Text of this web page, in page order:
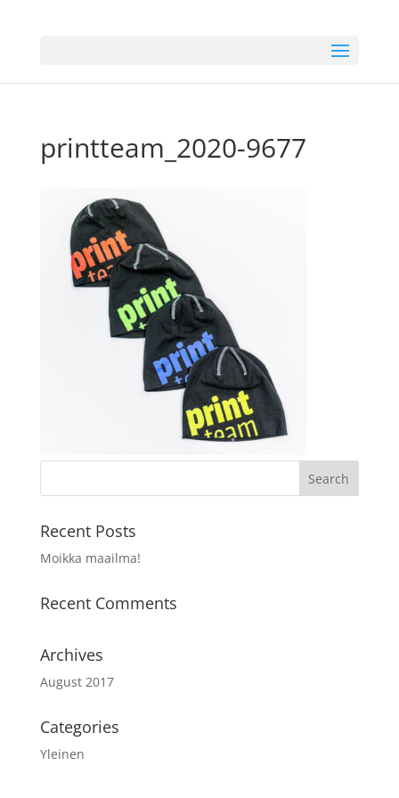
printteam_2020-9677
Recent Posts
Moikka maailma!
Recent Comments
Archives
August 2017
Categories
Yleinen